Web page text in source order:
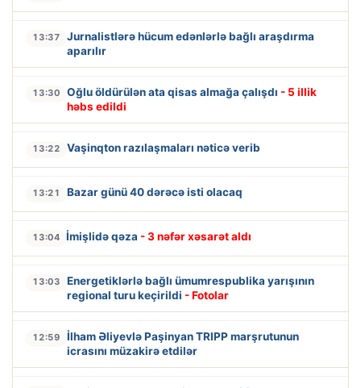
13:37
Jurnalistlərə hücum edənlərlə bağlı araşdırma
aparılır
13:30 Oğlu öldürülən ata qisas almağa çalışdı - 5 illik
həbs edildi
13:22 Vaşinqton razılaşmaları nəticə verib
13:21 Bazar günü 40 dərəcə isti olacaq
13:04 İmişlidə qəza - 3 nəfər xəsarət aldı
13:03
Energetiklərlə bağlı ümumrespublika yarışının
regional turu keçirildi - Fotolar
12:59
İlham Əliyevlə Paşinyan TRIPP marşrutunun
icrasını müzakirə etdilər